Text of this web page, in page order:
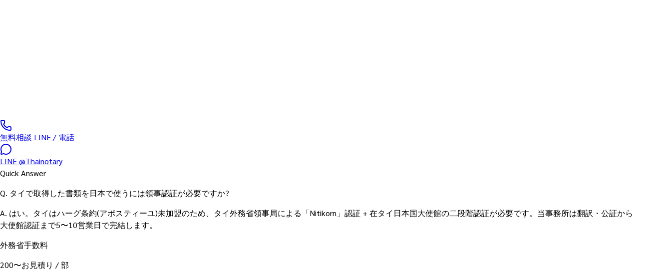
無料相談 LINE / 電話
LINE@Thainotary
Quick Answer
Q. タイで取得した書類を日本で使うには領事認証が必要ですか?
A. はい。タイはハーグ条約(アポスティーユ)未加盟のため、タイ外務省領事局による「Nitikorn」認証 + 在タイ日本国大使館の二段階認証が必要です。当事務所は翻訳・公証から
大使館認証まで5〜10営業日で完結します。
外務省手数料
200〜お見積り / 部